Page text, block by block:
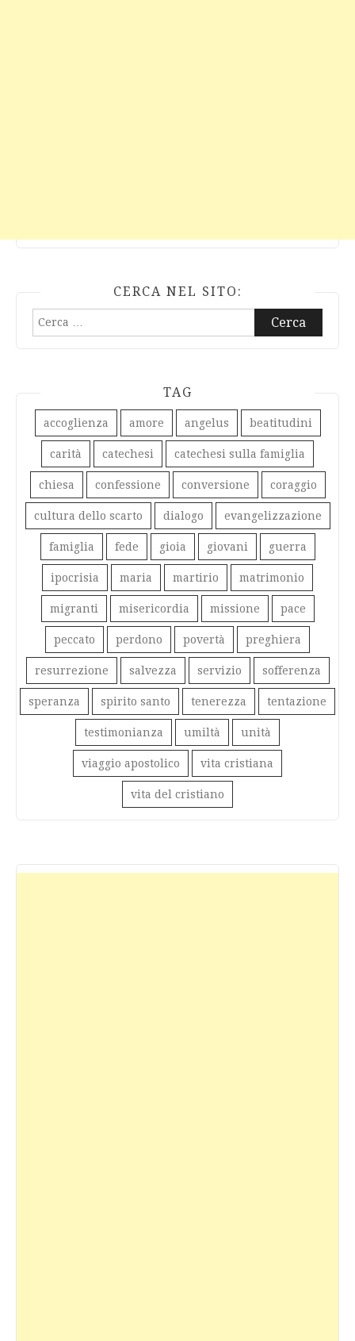
CERCA NEL SITO:
Ricerca
TAG
accoglienza amore angelus beatitudini
carità catechesi catechesi sulla famiglia
chiesa confessione conversione coraggio
cultura dello scarto dialogo evangelizzazione
famiglia fede gioia giovani guerra
ipocrisia maria martirio matrimonio
migranti misericordia missione pace
peccato perdono povertà preghiera
resurrezione salvezza servizio sofferenza
speranza spirito santo tenerezza tentazione
testimonianza umiltà unità
viaggio apostolico vita cristiana
vita del cristiano